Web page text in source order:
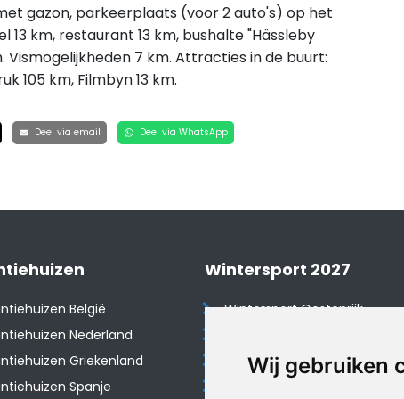
Wij gebruiken
gazon, parkeerplaats (voor 2 auto's) op het
13 km, restaurant 13 km, bushalte "Hässleby
Vismogelijkheden 7 km. Attracties in de buurt:
105 km, Filmbyn 13 km.
Deel via email Deel via WhatsApp
België
Nederland
Griekenland
Spanje
Wintersport 2027
Wintersport Oostenrijk
Wintersport Tsjechië